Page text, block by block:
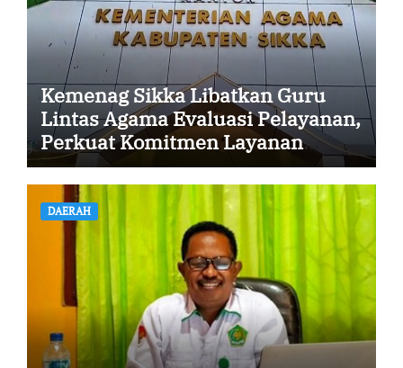
Kemenag Sikka Libatkan Guru
Lintas Agama Evaluasi Pelayanan,
Perkuat Komitmen Layanan
Profesional dan Humanis
DAERAH